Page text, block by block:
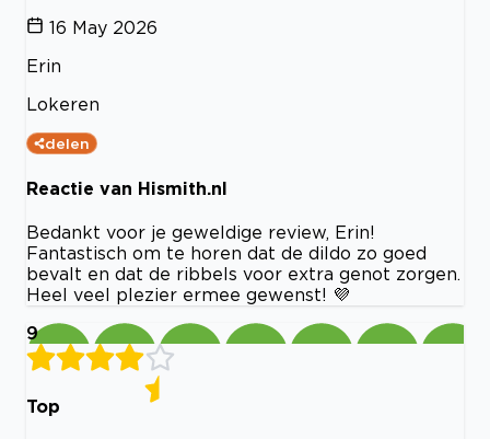
16 May 2026
Erin
Lokeren
delen
Reactie van Hismith.nl
Bedankt voor je geweldige review, Erin!
Fantastisch om te horen dat de dildo zo goed
bevalt en dat de ribbels voor extra genot zorgen.
Heel veel plezier ermee gewenst! 💜
9
Top